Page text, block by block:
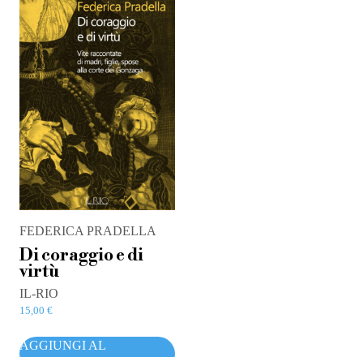
FEDERICA PRADELLA
Di coraggio e di
virtù
IL-RIO
15,00 €
AGGIUNGI AL